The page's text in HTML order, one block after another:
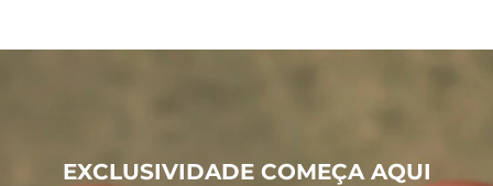
EXCLUSIVIDADE COMEÇA AQUI